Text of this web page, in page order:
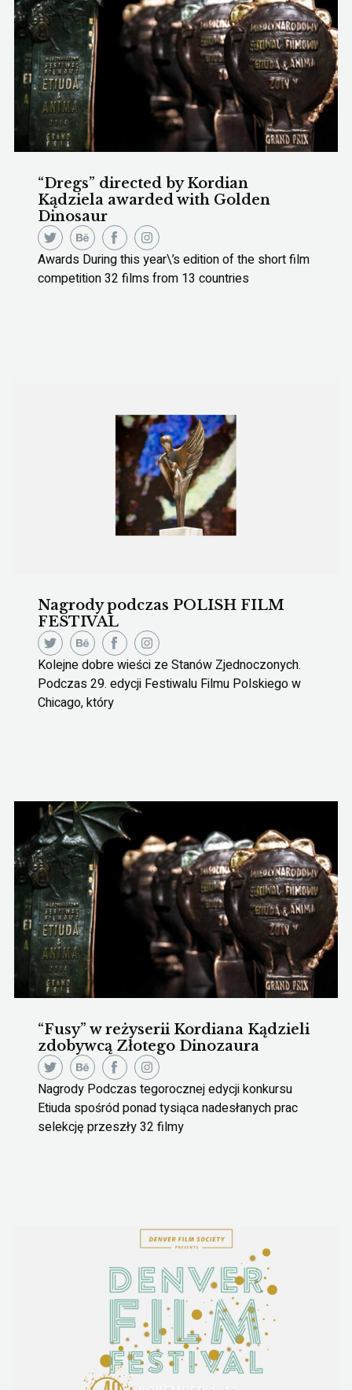
“Dregs” directed by Kordian
Kądziela awarded with Golden
Dinosaur
Awards During this year\’s edition of the short film
competition 32 films from 13 countries
Nagrody podczas POLISH FILM
FESTIVAL
Kolejne dobre wieści ze Stanów Zjednoczonych.
Podczas 29. edycji Festiwalu Filmu Polskiego w
Chicago, który
“Fusy” w reżyserii Kordiana Kądzieli
zdobywcą Złotego Dinozaura
Nagrody Podczas tegorocznej edycji konkursu
Etiuda spośród ponad tysiąca nadesłanych prac
selekcję przeszły 32 filmy